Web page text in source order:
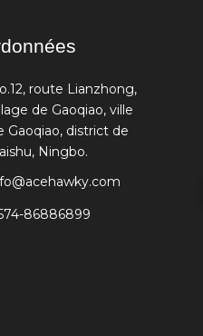
route Lianzhong,
de Gaoqiao, ville
Gaoqiao, district de
Ningbo.
86886899